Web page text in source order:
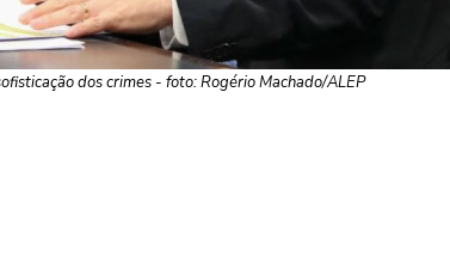
dos crimes - foto: Rogério Machado/ALEP